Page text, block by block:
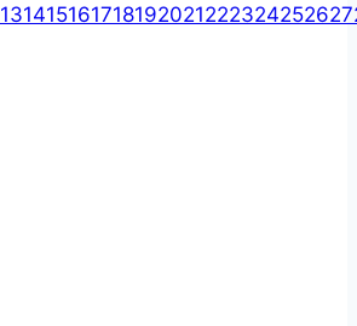
131415161718192021222324252627